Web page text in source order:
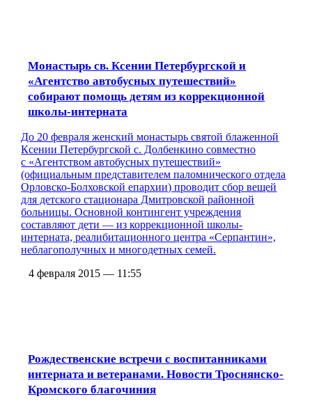
Монастырь св. Ксении Петербургской и
«Агентство автобусных путешествий»
собирают помощь детям из коррекционной
школы-интерната
До 20 февраля женский монастырь святой блаженной
Ксении Петербургской с. Долбенкино совместно
с «Агентством автобусных путешествий»
(официальным представителем паломнического отдела
Орловско-Болховской епархии) проводит сбор вещей
для детского стационара Дмитровской районной
больницы. Основной контингент учреждения
составляют дети — из коррекционной школы-
интерната, реалибитационного центра «Серпантин»,
неблагополучных и многодетных семей.
4 февраля 2015 — 11:55
Рождественские встречи с воспитанниками
интерната и ветеранами. Новости Троснянско-
Кромского благочиния